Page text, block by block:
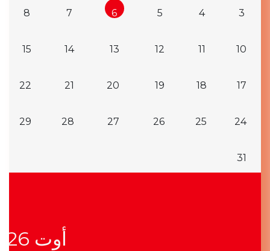
أوت
3
4
5
6
7
8
10
11
12
13
14
15
17
18
19
20
21
22
24
25
26
27
28
29
31